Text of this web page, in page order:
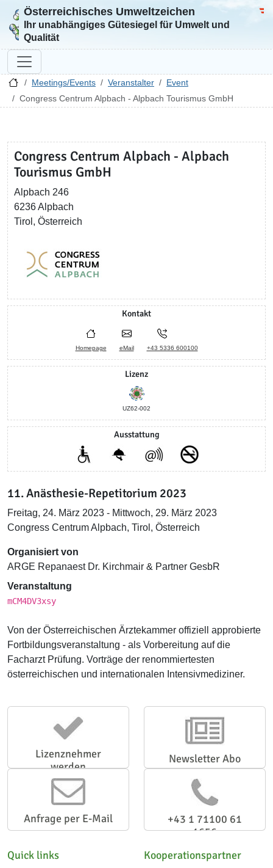
Zur Startseite
Österreichisches Umweltzeichen
Ihr unabhängiges Gütesiegel für Umwelt und
Qualität
Meetings/Events Veranstalter
Event
Congress Centrum Alpbach - Alpbach Tourismus GmbH
Congress Centrum Alpbach - Alpbach
Tourismus GmbH
Alpbach 246
6236 Alpbach
Tirol, Österreich
Kontakt
Homepage eMail +43 5336 600100
Lizenz
UZ62-002
Ausstattung
11. Anästhesie-Repetitorium 2023
Freitag, 24. März 2023 - Mittwoch, 29. März 2023
Congress Centrum Alpbach, Tirol, Österreich
Organisiert von
ARGE Repanaest Dr. Kirchmair & Partner GesbR
Veranstaltung
mCM4DV3xsy
Von der Österreichischen Ärztekammer offiziell approbierte
Fortbildungsveranstaltung - als Vorbereitung auf die
Facharzt Prüfung. Vorträge der renommiertesten
österreichischen und internationalen Intensivmediziner.
Lizenznehmer
werden
Newsletter Abo
Anfrage per E-Mail
+43 1 71100 61
1656
Quick links
Kooperationspartner